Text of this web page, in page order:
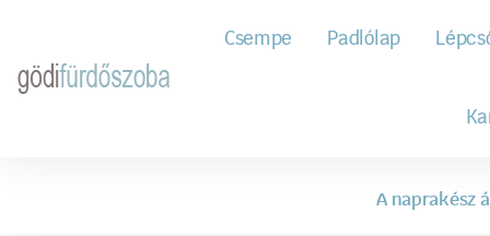
Csempe Padlólap
A naprakész